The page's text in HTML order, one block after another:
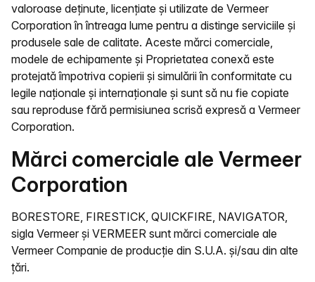
valoroase deținute, licențiate și utilizate de Vermeer
Corporation în întreaga lume pentru a distinge serviciile și
produsele sale de calitate. Aceste mărci comerciale,
modele de echipamente și Proprietatea conexă este
protejată împotriva copierii și simulării în conformitate cu
legile naționale și internaționale și sunt să nu fie copiate
sau reproduse fără permisiunea scrisă expresă a Vermeer
Corporation.
Mărci comerciale ale Vermeer
Corporation
BORESTORE, FIRESTICK, QUICKFIRE, NAVIGATOR,
sigla Vermeer și VERMEER sunt mărci comerciale ale
Vermeer Companie de producție din S.U.A. și/sau din alte
țări.